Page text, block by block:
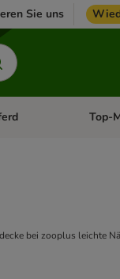
Sie uns
Menü öffnen:Top-
bei zooplus leichte